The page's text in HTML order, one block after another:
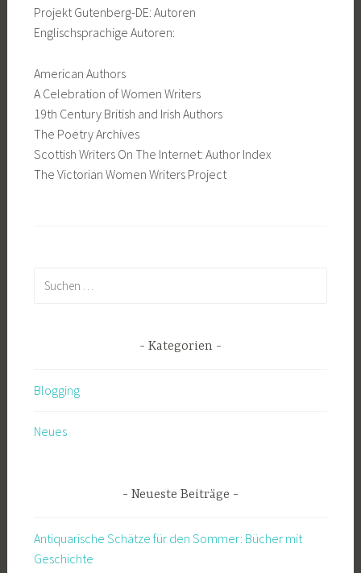
Projekt Gutenberg-DE: Autoren
Englischsprachige Autoren:
American Authors
A Celebration of Women Writers
19th Century British and Irish Authors
The Poetry Archives
Scottish Writers On The Internet: Author Index
The Victorian Women Writers Project
Kategorien
Blogging
Neues
Neueste Beiträge
Antiquarische Schätze für den Sommer: Bücher mit
Geschichte